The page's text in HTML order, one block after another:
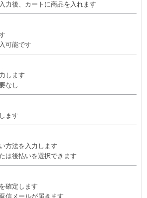
力後、カートに商品を入れます
可能です
します
なし
ます
方法を入力します
は後払いを選択できます
確定します
信メールが届きます